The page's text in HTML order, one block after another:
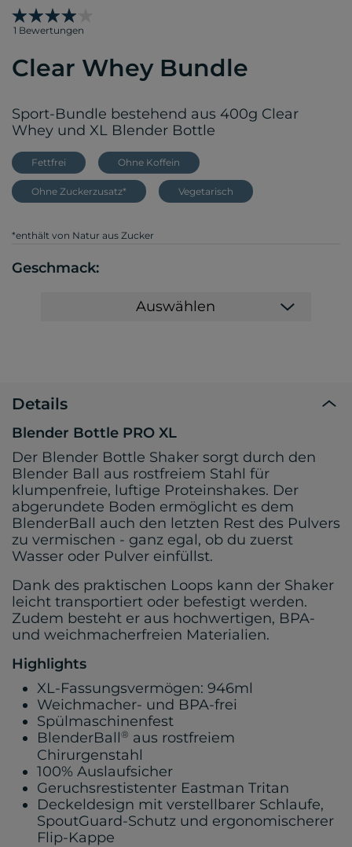
1 Bewertungen
Clear Whey Bundle
Sport-Bundle bestehend aus 400g Clear
Whey und XL Blender Bottle
Fettfrei Ohne Koffein
Ohne Zuckerzusatz* Vegetarisch
*enthält von Natur aus Zucker
Geschmack:
Auswählen
Details
Blender Bottle PRO XL
Der Blender Bottle Shaker sorgt durch den
Blender Ball aus rostfreiem Stahl für
klumpenfreie, luftige Proteinshakes. Der
abgerundete Boden ermöglicht es dem
BlenderBall auch den letzten Rest des Pulvers
zu vermischen - ganz egal, ob du zuerst
Wasser oder Pulver einfüllst.
Dank des praktischen Loops kann der Shaker
leicht transportiert oder befestigt werden.
Zudem besteht er aus hochwertigen, BPA-
und weichmacherfreien Materialien.
Highlights
XL-Fassungsvermögen: 946ml
Weichmacher- und BPA-frei
Spülmaschinenfest
BlenderBall® aus rostfreiem
Chirurgenstahl
100% Auslaufsicher
Geruchsrestistenter Eastman Tritan
Deckeldesign mit verstellbarer Schlaufe,
SpoutGuard-Schutz und ergonomischerer
Flip-Kappe